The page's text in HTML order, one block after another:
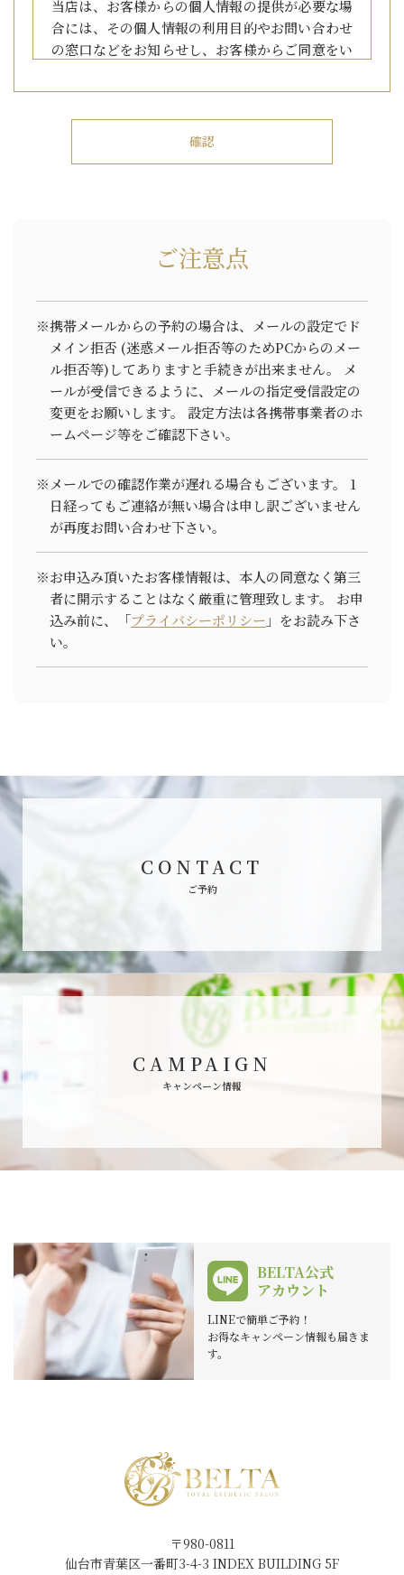
当店は、お客様からの個人情報の提供が必要な場
合には、その個人情報の利用目的やお問い合わせ
の窓口などをお知らせし、お客様からご同意をい
2. 個人情報の開示について
き、お客様の個人情報を第三者に提供または開示
3. 個人情報を利用する場合
当店は、お客様から同意をいただいた利用目的範
囲内で個人情報を利用いたします。
4. 個人情報の取り扱いにおける安
全対策の実施
当店は、組織ごとに個人情報保護の責任者を置
き、適切な管理に取り組みます。また、個人情報
を安全に管理するために、セキュリティの確保・
向上に努めます。
なお、当店は、利用目的が達成された個人情報に
つきまして、継続して保管する必要がなくなった
ご利用者が、ご自分以外の方の個人情報を当店に
ご提供される際には、必ずご本人から、ご利用者
が当店に対して個人情報を提供するご了解を頂い
た上で、ご提供下さい。
7. セキュリティについて
ュリティのため、パスワードで保護されていま
電子メールでお問合せいただきましたご質問等に
つきまして、お客様との特別な合意により当店に
回答義務がある場合を除き、ご回答の判断は当店
の任意とさせていただきます。予めご了承くださ
い。
は公共の利益のために必要であると考えられる場
合を除き、お客さまの情報を利用したり外部に提
供することはいたしません。
当店より送信するお客様へのご回答の電子メール
ご注意点
※携帯メールからの予約の場合は、メールの設定でド
メイン拒否 (迷惑メール拒否等のためPCからのメー
ル拒否等)してありますと手続きが出来ません。
メ
ールが受信できるように、メールの指定受信設定の
変更をお願いします。
設定方法は各携帯事業者のホ
ームページ等をご確認下さい。
※メールでの確認作業が遅れる場合もございます。
1
日経ってもご連絡が無い場合は申し訳ございません
が再度お問い合わせ下さい。
※お申込み頂いたお客様情報は、本人の同意なく第三
者に開示することはなく厳重に管理致します。
お申
込み前に、「プライバシーポリシー 」をお読み下さ
い。
CONTACT
ご予約
CAMPAIGN
キャンペーン情報
BELTA公式
アカウント
LINEで簡単ご予約！
お得なキャンペーン情報も届きま
す。
〒980-0811
仙台市青葉区一番町3-4-3 INDEX BUILDING 5F